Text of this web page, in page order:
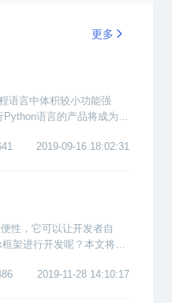
更多
语言中体积较小功能强
语言的产品将成为一
2019-09-16 18:02:31
性，它可以让开发者自
架进行开发呢？本文将向
2019-11-28 14:10:17